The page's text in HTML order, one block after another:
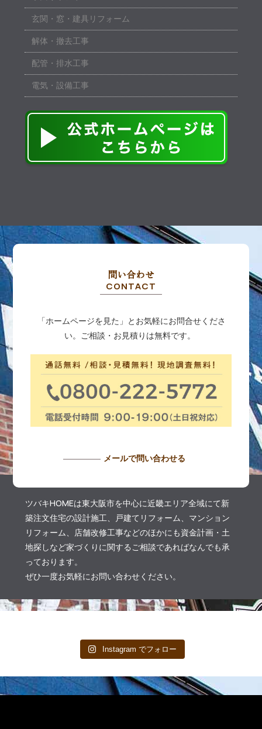
玄関・窓・建具リフォーム
解体・撤去工事
配管・排水工事
電気・設備工事
問い合わせ
CONTACT
「ホームページを見た」とお気軽にお問合せくださ
い。ご相談・お見積りは無料です。
メールで問い合わせる
ツバキHOMEは東大阪市を中心に近畿エリア全域にて新
築注文住宅の設計施工、戸建てリフォーム、マンション
リフォーム、店舗改修工事などのほかにも資金計画・土
地探しなど家づくりに関するご相談であればなんでも承
っております。
ぜひ一度お気軽にお問い合わせください。
Instagram でフォロー